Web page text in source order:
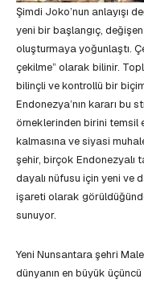
Şimdi Joko’nun anlayışı
yeni bir başlangıç,
oluşturmaya yoğunlaştı.
çekilme” olarak bilinir.
bilinçli ve kontrollü bir
Endonezya’nın kararı bu
örneklerinden birini temsil
kalmasına ve siyasi
şehir, birçok Endonezyalı
dayalı nüfusu için yeni ve
işareti olarak
sunuyor.
Yeni Nunsantara şehri
dünyanın en büyük